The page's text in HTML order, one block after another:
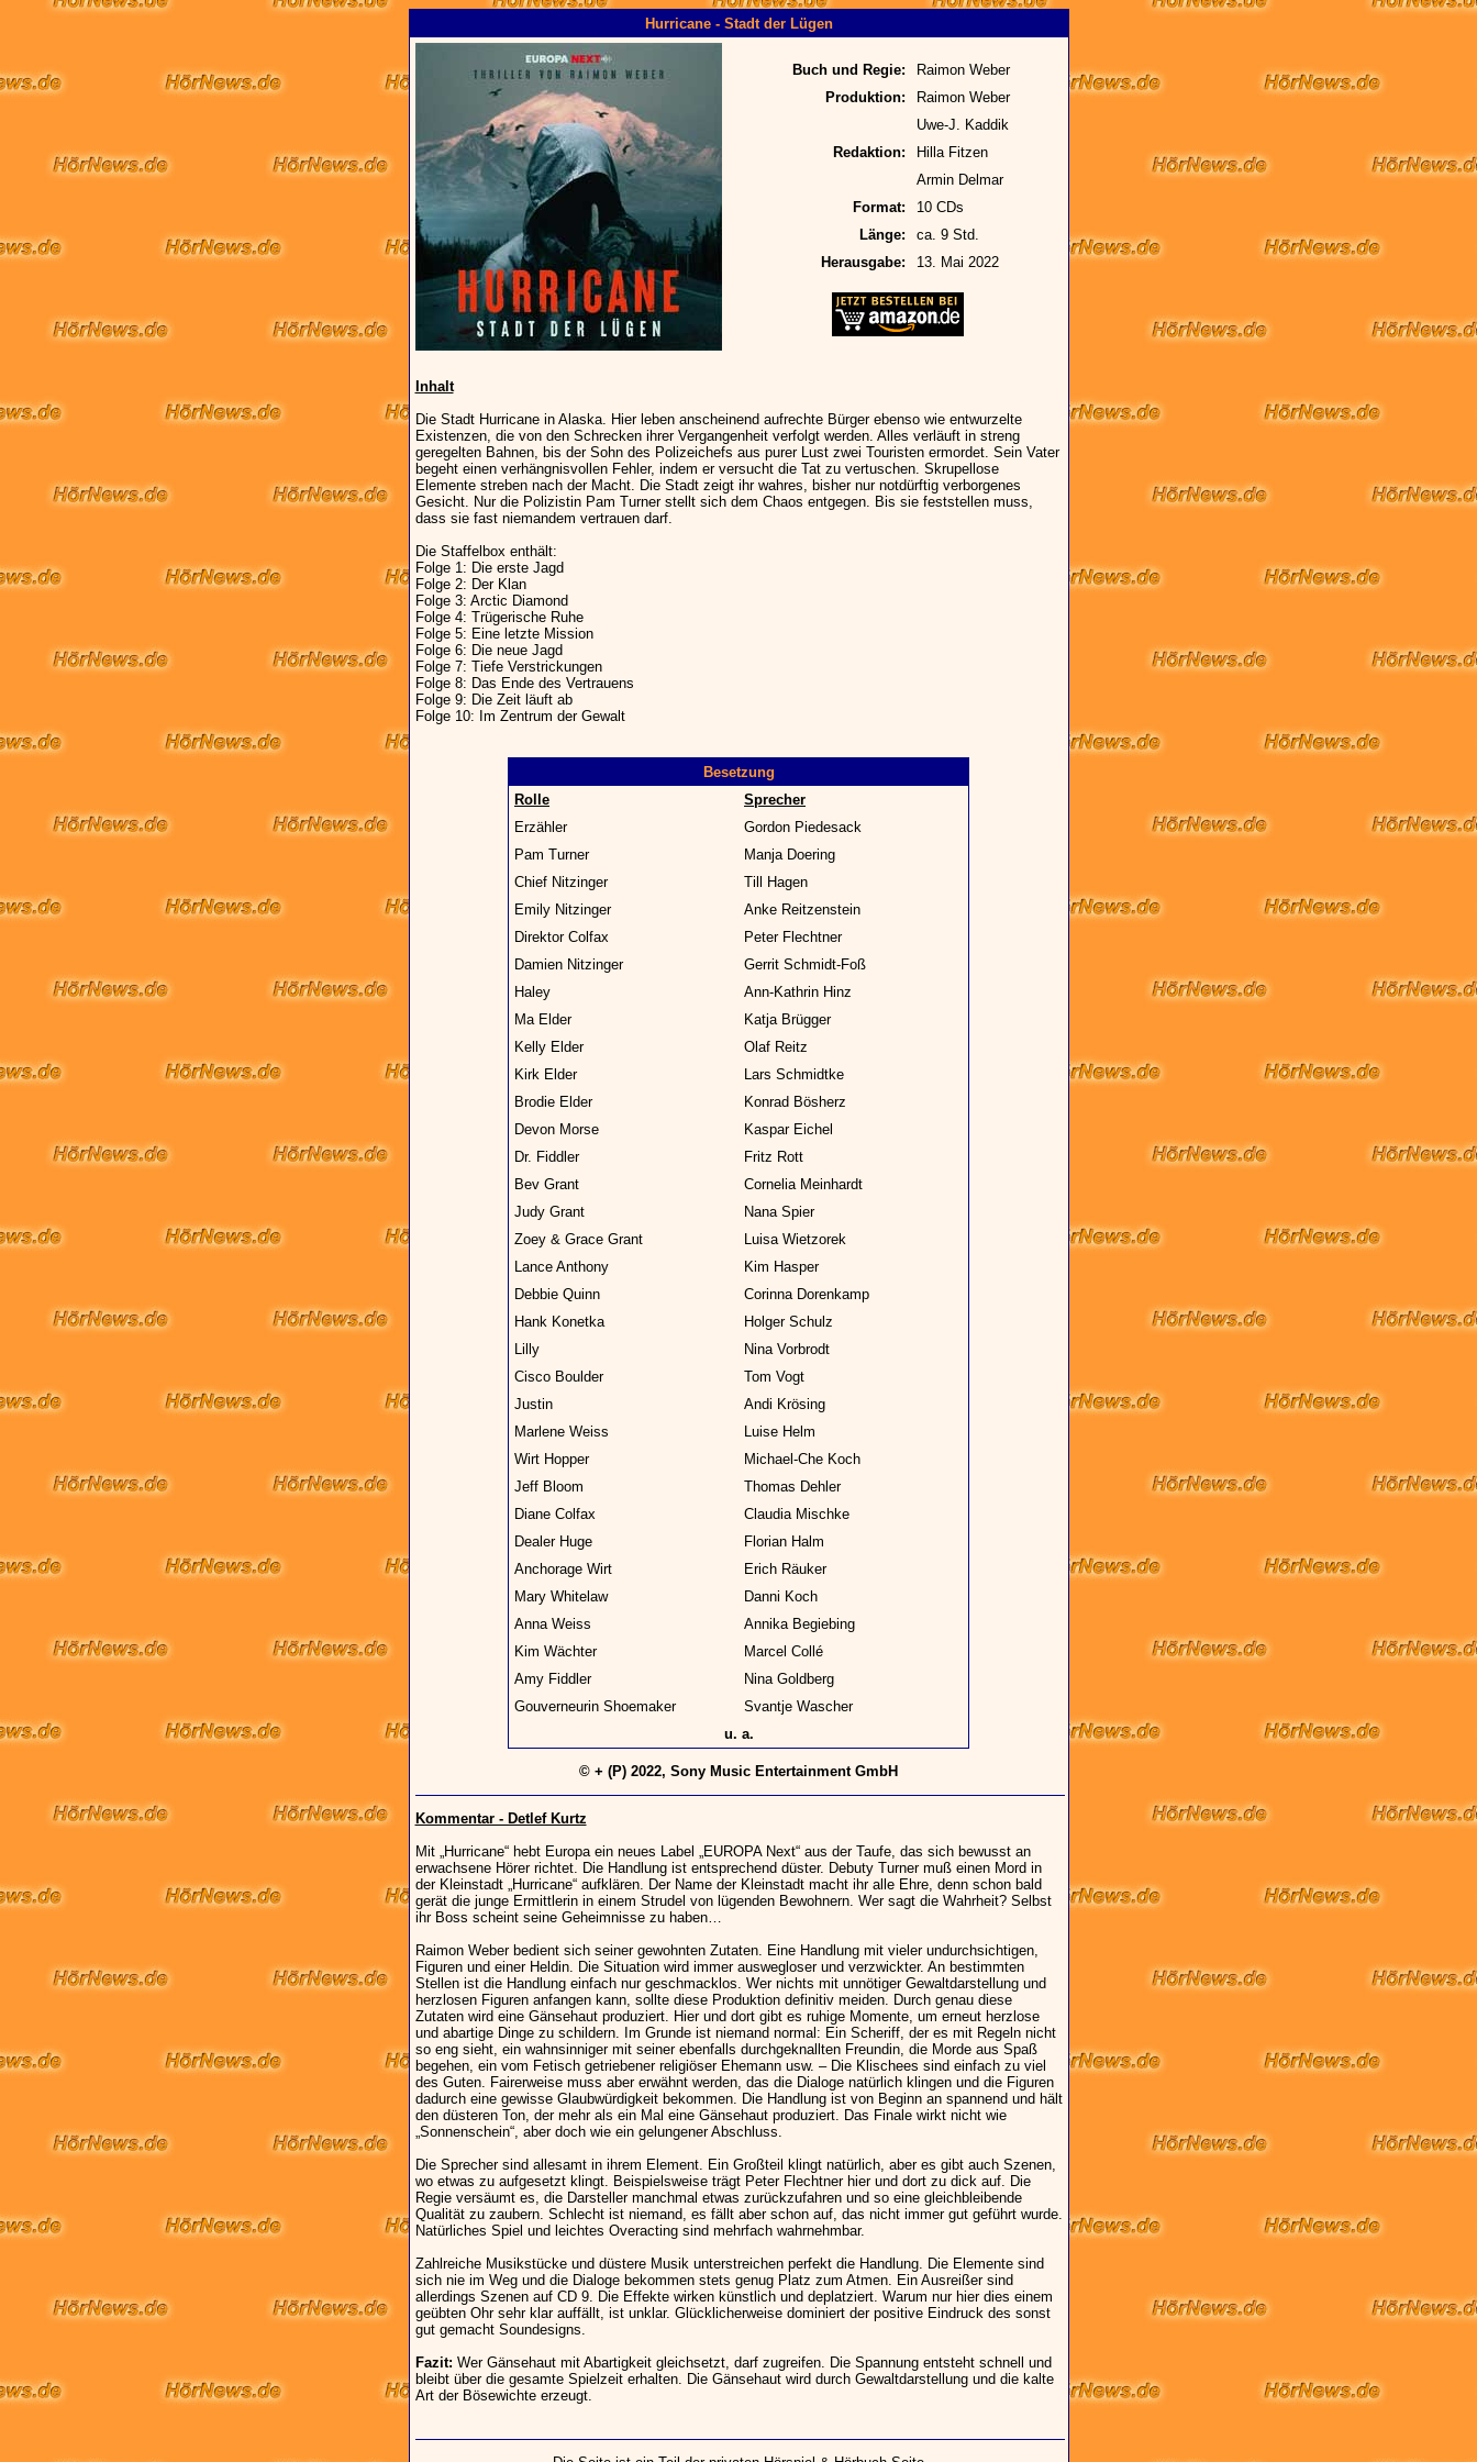
Hurricane - Stadt der Lügen
Buch und Regie:
Raimon Weber
Produktion:
Raimon Weber
Uwe-J. Kaddik
Redaktion:
Hilla Fitzen
Armin Delmar
Format:
10 CDs
Länge:
ca. 9 Std.
Herausgabe:
13. Mai 2022
Inhalt
Die Stadt Hurricane in Alaska. Hier leben anscheinend aufrechte Bürger ebenso wie entwurzelte
Existenzen, die von den Schrecken ihrer Vergangenheit verfolgt werden. Alles verläuft in streng
geregelten Bahnen, bis der Sohn des Polizeichefs aus purer Lust zwei Touristen ermordet. Sein Vater
begeht einen verhängnisvollen Fehler, indem er versucht die Tat zu vertuschen. Skrupellose
Elemente streben nach der Macht. Die Stadt zeigt ihr wahres, bisher nur notdürftig verborgenes
Gesicht. Nur die Polizistin Pam Turner stellt sich dem Chaos entgegen. Bis sie feststellen muss,
dass sie fast niemandem vertrauen darf.
Die Staffelbox enthält:
Folge 1: Die erste Jagd
Folge 2: Der Klan
Folge 3: Arctic Diamond
Folge 4: Trügerische Ruhe
Folge 5: Eine letzte Mission
Folge 6: Die neue Jagd
Folge 7: Tiefe Verstrickungen
Folge 8: Das Ende des Vertrauens
Folge 9: Die Zeit läuft ab
Folge 10: Im Zentrum der Gewalt
Besetzung
Rolle
Sprecher
Erzähler
Gordon Piedesack
Pam Turner
Manja Doering
Chief Nitzinger
Till Hagen
Emily Nitzinger
Anke Reitzenstein
Direktor Colfax
Peter Flechtner
Damien Nitzinger
Gerrit Schmidt-Foß
Haley
Ann-Kathrin Hinz
Ma Elder
Katja Brügger
Kelly Elder
Olaf Reitz
Kirk Elder
Lars Schmidtke
Brodie Elder
Konrad Bösherz
Devon Morse
Kaspar Eichel
Dr. Fiddler
Fritz Rott
Bev Grant
Cornelia Meinhardt
Judy Grant
Nana Spier
Zoey & Grace Grant
Luisa Wietzorek
Lance Anthony
Kim Hasper
Debbie Quinn
Corinna Dorenkamp
Hank Konetka
Holger Schulz
Lilly
Nina Vorbrodt
Cisco Boulder
Tom Vogt
Justin
Andi Krösing
Marlene Weiss
Luise Helm
Wirt Hopper
Michael-Che Koch
Jeff Bloom
Thomas Dehler
Diane Colfax
Claudia Mischke
Dealer Huge
Florian Halm
Anchorage Wirt
Erich Räuker
Mary Whitelaw
Danni Koch
Anna Weiss
Annika Begiebing
Kim Wächter
Marcel Collé
Amy Fiddler
Nina Goldberg
Gouverneurin Shoemaker
Svantje Wascher
u. a.
© + (P) 2022, Sony Music Entertainment GmbH
Kommentar - Detlef Kurtz
Mit „Hurricane“ hebt Europa ein neues Label „EUROPA Next“ aus der Taufe, das sich bewusst an
erwachsene Hörer richtet. Die Handlung ist entsprechend düster. Debuty Turner muß einen Mord in
der Kleinstadt „Hurricane“ aufklären. Der Name der Kleinstadt macht ihr alle Ehre, denn schon bald
gerät die junge Ermittlerin in einem Strudel von lügenden Bewohnern. Wer sagt die Wahrheit? Selbst
ihr Boss scheint seine Geheimnisse zu haben…
Raimon Weber bedient sich seiner gewohnten Zutaten. Eine Handlung mit vieler undurchsichtigen,
Figuren und einer Heldin. Die Situation wird immer auswegloser und verzwickter. An bestimmten
Stellen ist die Handlung einfach nur geschmacklos. Wer nichts mit unnötiger Gewaltdarstellung und
herzlosen Figuren anfangen kann, sollte diese Produktion definitiv meiden. Durch genau diese
Zutaten wird eine Gänsehaut produziert. Hier und dort gibt es ruhige Momente, um erneut herzlose
und abartige Dinge zu schildern. Im Grunde ist niemand normal: Ein Scheriff, der es mit Regeln nicht
so eng sieht, ein wahnsinniger mit seiner ebenfalls durchgeknallten Freundin, die Morde aus Spaß
begehen, ein vom Fetisch getriebener religiöser Ehemann usw. – Die Klischees sind einfach zu viel
des Guten. Fairerweise muss aber erwähnt werden, das die Dialoge natürlich klingen und die Figuren
dadurch eine gewisse Glaubwürdigkeit bekommen. Die Handlung ist von Beginn an spannend und hält
den düsteren Ton, der mehr als ein Mal eine Gänsehaut produziert. Das Finale wirkt nicht wie
„Sonnenschein“, aber doch wie ein gelungener Abschluss.
Die Sprecher sind allesamt in ihrem Element. Ein Großteil klingt natürlich, aber es gibt auch Szenen,
wo etwas zu aufgesetzt klingt. Beispielsweise trägt Peter Flechtner hier und dort zu dick auf. Die
Regie versäumt es, die Darsteller manchmal etwas zurückzufahren und so eine gleichbleibende
Qualität zu zaubern. Schlecht ist niemand, es fällt aber schon auf, das nicht immer gut geführt wurde.
Natürliches Spiel und leichtes Overacting sind mehrfach wahrnehmbar.
Zahlreiche Musikstücke und düstere Musik unterstreichen perfekt die Handlung. Die Elemente sind
sich nie im Weg und die Dialoge bekommen stets genug Platz zum Atmen. Ein Ausreißer sind
allerdings Szenen auf CD 9. Die Effekte wirken künstlich und deplatziert. Warum nur hier dies einem
geübten Ohr sehr klar auffällt, ist unklar. Glücklicherweise dominiert der positive Eindruck des sonst
gut gemacht Soundesigns.
Fazit: Wer Gänsehaut mit Abartigkeit gleichsetzt, darf zugreifen. Die Spannung entsteht schnell und
bleibt über die gesamte Spielzeit erhalten. Die Gänsehaut wird durch Gewaltdarstellung und die kalte
Art der Bösewichte erzeugt.